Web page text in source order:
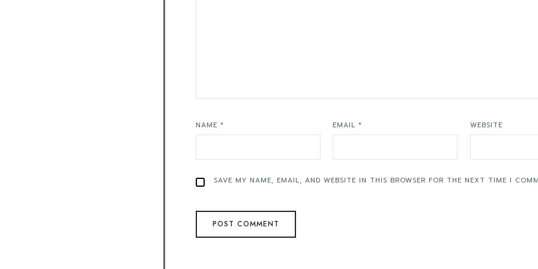
NAME * EMAIL* WEBSITE
SAVE MY NAME, EMAIL, AND WEBSITE IN THIS BROWSER FOR THE NEXT TIME I